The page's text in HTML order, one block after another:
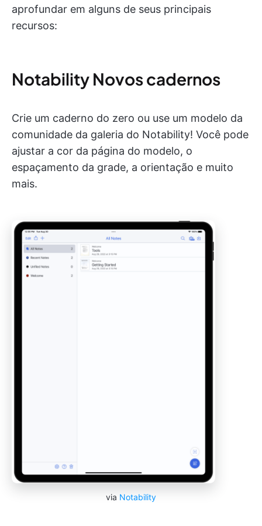
aprofundar em alguns de seus principais
recursos:
Notability Novos cadernos
Crie um caderno do zero ou use um modelo da
comunidade da galeria do Notability! Você pode
ajustar a cor da página do modelo, o
espaçamento da grade, a orientação e muito
mais.
via Notability